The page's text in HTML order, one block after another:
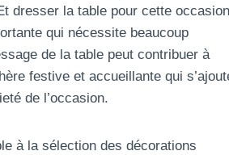
dresser la table pour cette occasion
qui nécessite beaucoup
de la table peut contribuer à
festive et accueillante qui
de l’occasion.
à la sélection des décorations